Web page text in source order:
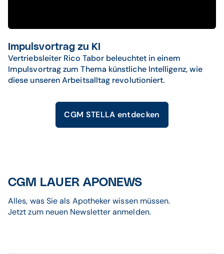
Impulsvortrag zu KI
Vertriebsleiter Rico Tabor beleuchtet in einem
Impulsvortrag zum Thema künstliche Intelligenz, wie
diese unseren Arbeitsalltag revolutioniert.
CGM STELLA entdecken
CGM LAUER APONEWS
Alles, was Sie als Apotheker wissen müssen.
Jetzt zum neuen Newsletter anmelden.